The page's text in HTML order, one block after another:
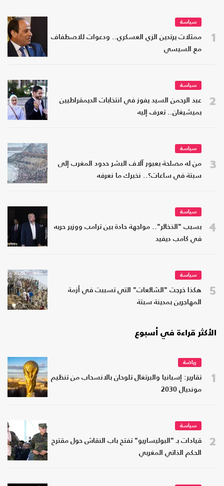
1
سياسة
ممثلات يرتدين الزي العسكري.. ودعوات للاصطفاف
مع السيسي
2
سياسة
عبد الرحمن السيد يفوز في انتخابات الديمقراطيين
بميشيغان.. تعرف إليه
3
سياسة
من له مصلحة بعبور آلاف البشر حدود المغرب إلى
سبتة في ساعات؟.. نخبرك ما نعرفه
4
سياسة
بسبب "الذخائر".. مواجهة حادة بين ترامب ووزير حربه
في كامب ديفيد
5
سياسة
هكذا خرجت "الشائعات" التي تسببت في أزمة
المهاجرين بمدينة سبتة
الأكثر قراءة في أسبوع
1
رياضة
تقارير: إسبانيا والبرتغال تلوحان بالانسحاب من تنظيم
مونديال 2030
2
سياسة
قيادات بـ "البوليساريو" تفتح باب النقاش حول مقترح
الحكم الذاتي المغربي